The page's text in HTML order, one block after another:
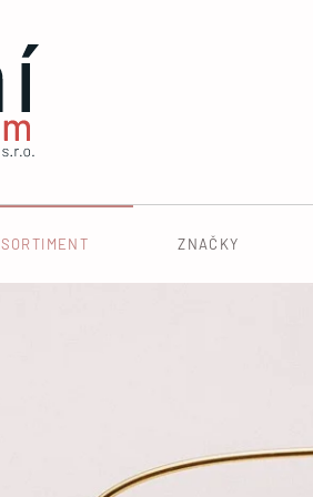
SORTIMENT ZNAČKY